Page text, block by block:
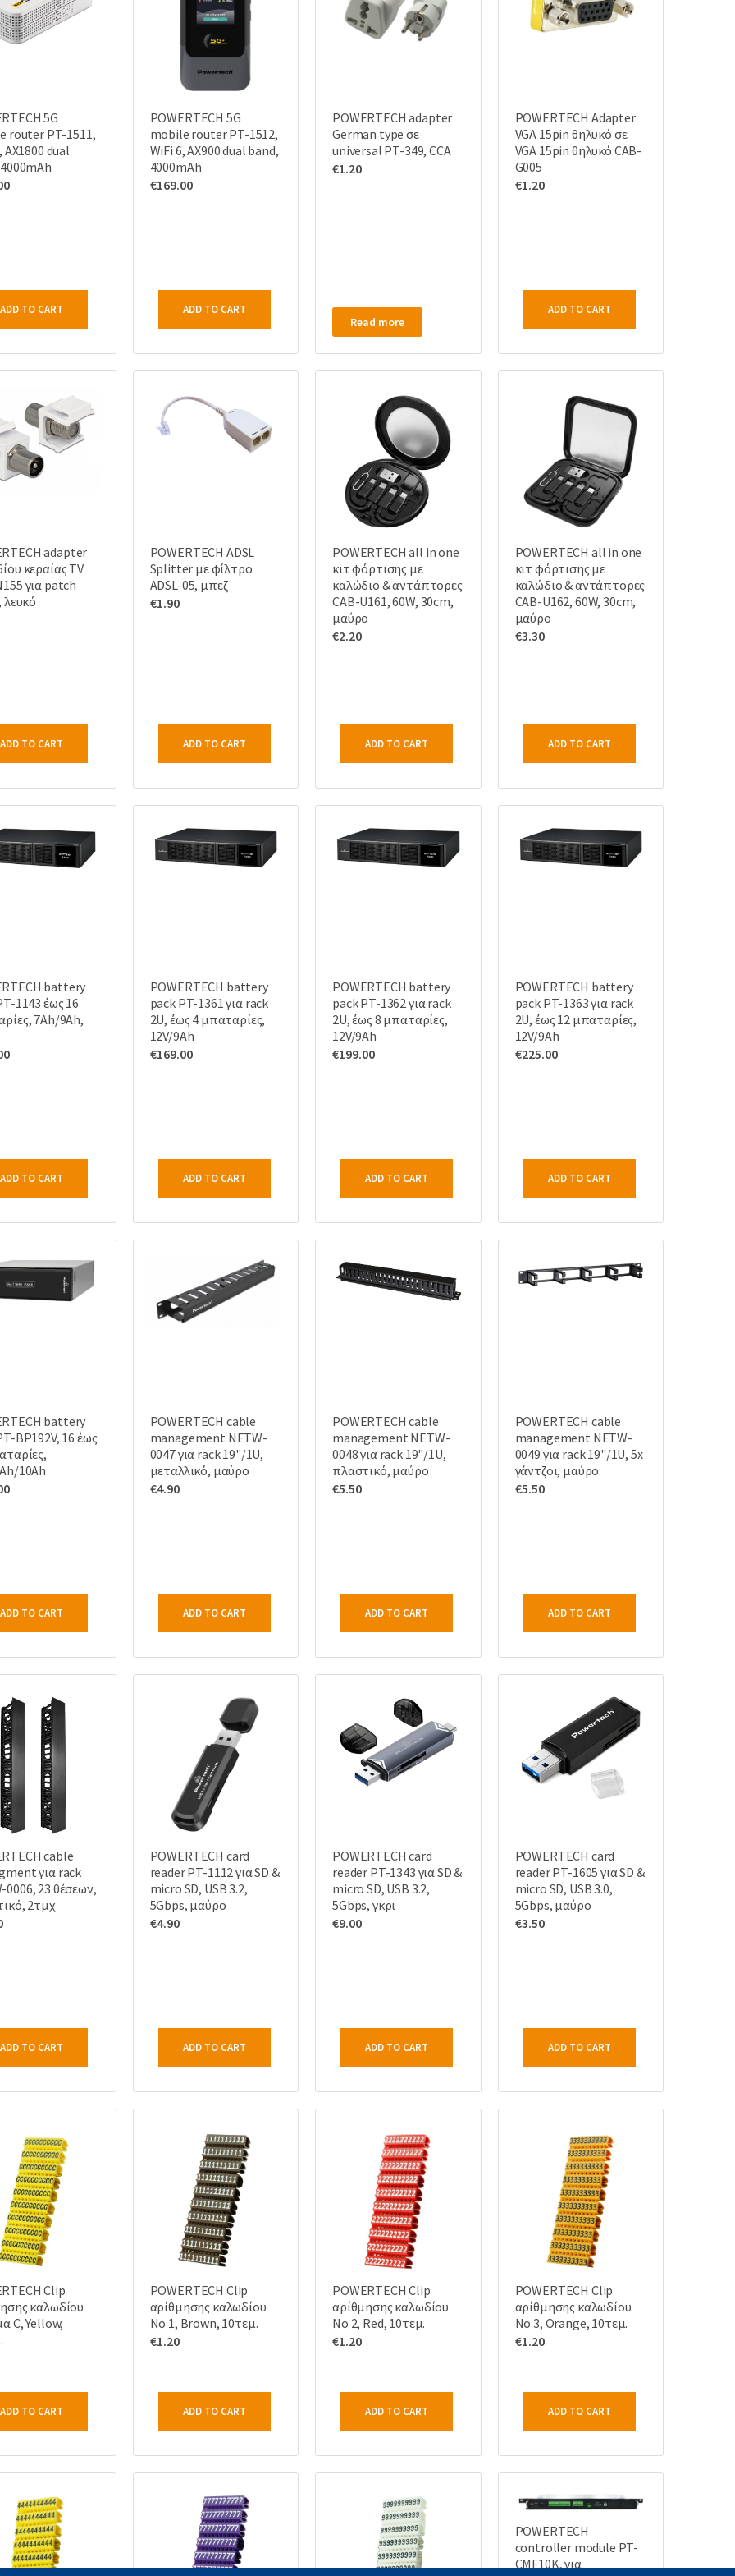
5G
router PT-1511,
AX1800 dual
ADD TO CART
POWERTECH 5G
mobile router PT-1512,
WiFi 6, AX900 dual band,
4000mAh
€169.00
ADD TO CART
POWERTECH adapter
German type σε
universal PT-349, CCA
€1.20
Read more
POWERTECH Adapter
VGA 15pin θηλυκό σε
VGA 15pin θηλυκό CAB-
G005
€1.20
ADD TO CART
adapter
κεραίας TV
για patch
ADD TO CART
POWERTECH ADSL
Splitter με φίλτρο
ADSL-05, μπεζ
€1.90
ADD TO CART
POWERTECH all in one
κιτ φόρτισης με
καλώδιο & αντάπτορες
CAB-U161, 60W, 30cm,
μαύρο
€2.20
ADD TO CART
POWERTECH all in one
κιτ φόρτισης με
καλώδιο & αντάπτορες
CAB-U162, 60W, 30cm,
μαύρο
€3.30
ADD TO CART
battery
1143 έως 16
7Ah/9Ah,
ADD TO CART
POWERTECH battery
pack PT-1361 για rack
2U, έως 4 μπαταρίες,
12V/9Ah
€169.00
ADD TO CART
POWERTECH battery
pack PT-1362 για rack
2U, έως 8 μπαταρίες,
12V/9Ah
€199.00
ADD TO CART
POWERTECH battery
pack PT-1363 για rack
2U, έως 12 μπαταρίες,
12V/9Ah
€225.00
ADD TO CART
battery
BP192V, 16 έως
10Ah
ADD TO CART
POWERTECH cable
management NETW-
0047 για rack 19"/1U,
μεταλλικό, μαύρο
€4.90
ADD TO CART
POWERTECH cable
management NETW-
0048 για rack 19"/1U,
πλαστικό, μαύρο
€5.50
ADD TO CART
POWERTECH cable
management NETW-
0049 για rack 19"/1U, 5x
γάντζοι, μαύρο
€5.50
ADD TO CART
cable
για rack
0006, 23 θέσεων,
2τμχ
ADD TO CART
POWERTECH card
reader PT-1112 για SD &
micro SD, USB 3.2,
5Gbps, μαύρο
€4.90
ADD TO CART
POWERTECH card
reader PT-1343 για SD &
micro SD, USB 3.2,
5Gbps, γκρι
€9.00
ADD TO CART
POWERTECH card
reader PT-1605 για SD &
micro SD, USB 3.0,
5Gbps, μαύρο
€3.50
ADD TO CART
Clip
καλωδίου
C, Yellow,
ADD TO CART
POWERTECH Clip
αρίθμησης καλωδίου
Νο 1, Brown, 10τεμ.
€1.20
ADD TO CART
POWERTECH Clip
αρίθμησης καλωδίου
Νο 2, Red, 10τεμ.
€1.20
ADD TO CART
POWERTECH Clip
αρίθμησης καλωδίου
Νο 3, Orange, 10τεμ.
€1.20
ADD TO CART
POWERTECH
controller module PT-
CMF10K, για